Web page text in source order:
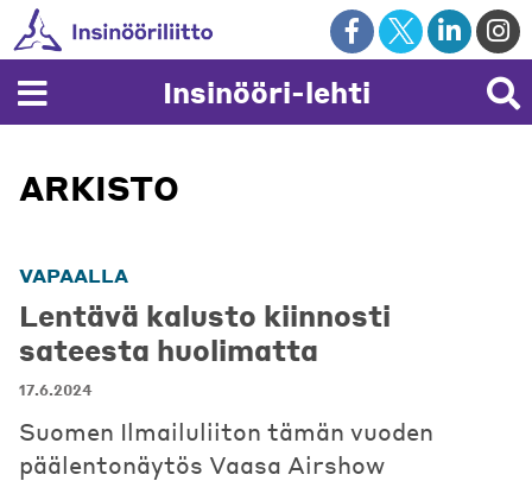
Skip
to
content
Insinööri-lehti
ARKISTO
VAPAALLA
Lentävä kalusto kiinnosti
sateesta huolimatta
17.6.2024
Suomen Ilmailuliiton tämän vuoden
päälentonäytös Vaasa Airshow